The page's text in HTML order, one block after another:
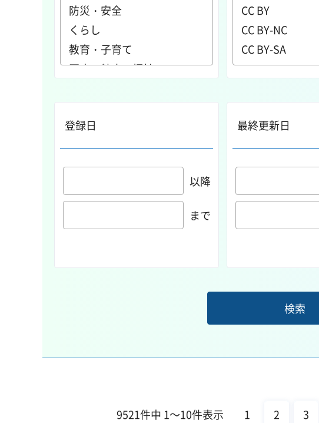
登録日
以降
まで
最終更新日
9521件中 1～10件表示 1 2 3